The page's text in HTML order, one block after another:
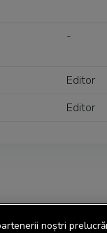
-
Editor
Editor
noștri